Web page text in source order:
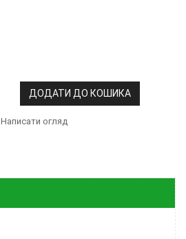
ДОДАТИ ДО КОШИКА
Написати огляд